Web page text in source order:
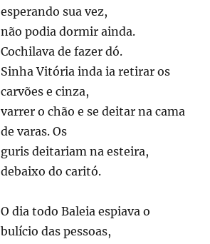
esperando sua vez,
não podia dormir ainda.
Cochilava de fazer dó.
Sinha Vitória inda ia retirar os
carvões e cinza,
varrer o chão e se deitar na cama
de varas. Os
guris deitariam na esteira,
debaixo do caritó.
O dia todo Baleia espiava o
bulício das pessoas,